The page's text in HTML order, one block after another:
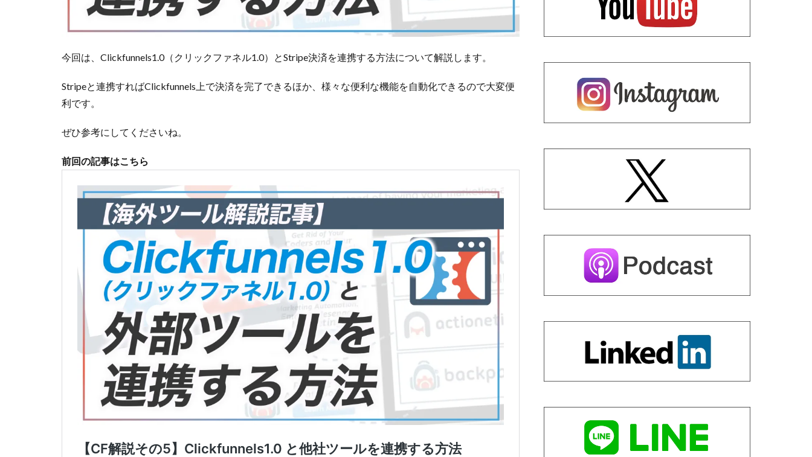
今回は、Clickfunnels1.0（クリックファネル1.0）とStripe決済を連携する方法について解説します。
Stripeと連携すればClickfunnels上で決済を完了できるほか、様々な便利な機能を自動化できるので大変便
利です。
ぜひ参考にしてくださいね。
前回の記事はこちら